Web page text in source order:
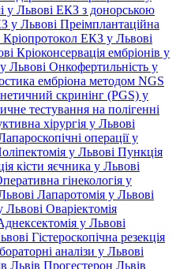
у Львові ЕКЗ з донорською
у Львові Преімплантаційна
Кріопротокол ЕКЗ у Львові
Кріоконсервація ембріонів у
Львові Онкофертильність у
ембріона методом NGS
скринінг (PGS) у
тестування на полігенні
хірургія у Львові
операції у
у Львові Пункція
кісти яєчника у Львові
гінекологія у
Лапаротомія у Львові
Львові Оваріектомія
у Львові
Гістероскопічна резекція
аналізи у Львові
Львів Прогестерон Львів